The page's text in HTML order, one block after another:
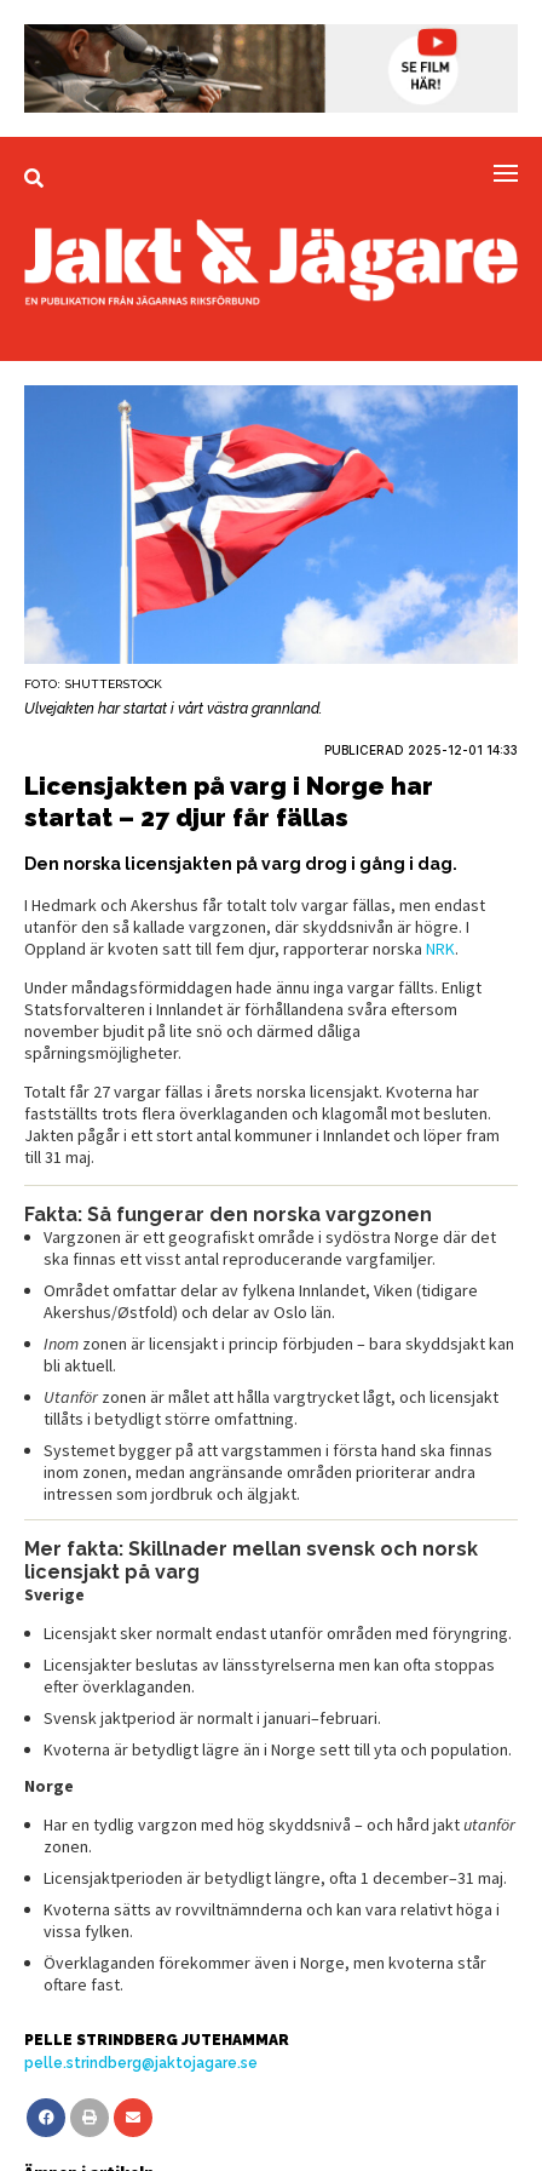
FOTO: SHUTTERSTOCK
Ulvejakten har startat i vårt västra grannland.
PUBLICERAD 2025-12-01 14:33
Licensjakten på varg i Norge har
startat – 27 djur får fällas
Den norska licensjakten på varg drog i gång i dag.
I Hedmark och Akershus får totalt tolv vargar fällas, men endast
utanför den så kallade vargzonen, där skyddsnivån är högre. I
Oppland är kvoten satt till fem djur, rapporterar norska NRK.
Under måndagsförmiddagen hade ännu inga vargar fällts. Enligt
Statsforvalteren i Innlandet är förhållandena svåra eftersom
november bjudit på lite snö och därmed dåliga
spårningsmöjligheter.
Totalt får 27 vargar fällas i årets norska licensjakt. Kvoterna har
fastställts trots flera överklaganden och klagomål mot besluten.
Jakten pågår i ett stort antal kommuner i Innlandet och löper fram
till 31 maj.
Fakta: Så fungerar den norska vargzonen
Vargzonen är ett geografiskt område i sydöstra Norge där det
ska finnas ett visst antal reproducerande vargfamiljer.
Området omfattar delar av fylkena Innlandet, Viken (tidigare
Akershus/Østfold) och delar av Oslo län.
Inom zonen är licensjakt i princip förbjuden – bara skyddsjakt kan
bli aktuell.
Utanförzonen är målet att hålla vargtrycket lågt, och licensjakt
tillåts i betydligt större omfattning.
Systemet bygger på att vargstammen i första hand ska finnas
inom zonen, medan angränsande områden prioriterar andra
intressen som jordbruk och älgjakt.
Mer fakta: Skillnader mellan svensk och norsk
licensjakt på varg
Sverige
Licensjakt sker normalt endast utanför områden med föryngring.
Licensjakter beslutas av länsstyrelserna men kan ofta stoppas
efter överklaganden.
Svensk jaktperiod är normalt i januari–februari.
Kvoterna är betydligt lägre än i Norge sett till yta och population.
Norge
Har en tydlig vargzon med hög skyddsnivå – och hård jaktutanför
zonen.
Licensjaktperioden är betydligt längre, ofta 1 december–31 maj.
Kvoterna sätts av rovviltnämnderna och kan vara relativt höga i
vissa fylken.
Överklaganden förekommer även i Norge, men kvoterna står
oftare fast.
PELLE STRINDBERG JUTEHAMMAR
pelle.strindberg@jaktojagare.se